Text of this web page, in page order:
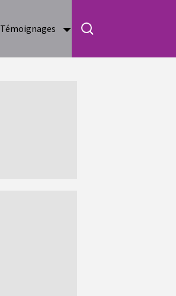
Témoignages